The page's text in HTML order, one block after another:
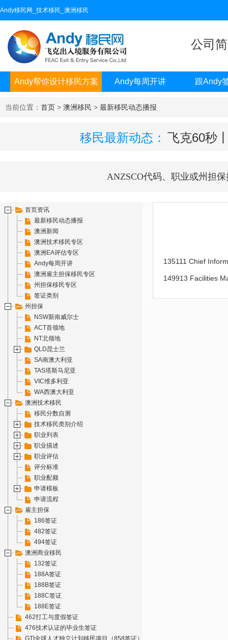
Andy移民网_技术移民_澳洲移民
公司
Andy帮你设计移民方案 Andy每周开讲 跟Andy
当前位置： 首页 > 澳洲移民 > 最新移民动态播报
移民最新动态： 飞克60秒
ANZSCO代码、职业或州担保
首页资讯
最新移民动态播报
澳洲新闻
澳洲技术移民专区
澳洲EA评估专区
Andy每周开讲
澳洲雇主担保移民专区
州担保移民专区
签证类别
州担保
NSW新南威尔士
ACT首领地
NT北领地
QLD昆士兰
SA南澳大利亚
TAS塔斯马尼亚
VIC维多利亚
WA西澳大利亚
澳洲技术移民
移民分数自测
技术移民类别介绍
职业列表
职业描述
职业评估
评分标准
职业配额
申请模板
申请流程
雇主担保
186签证
482签证
494签证
澳洲商业移民
132签证
188A签证
188B签证
188C签证
188E签证
462打工与度假签证
476技术认证的毕业生签证
GTI全球人才独立计划移民项目（858签证）
135111 Chief
149913 Facilities